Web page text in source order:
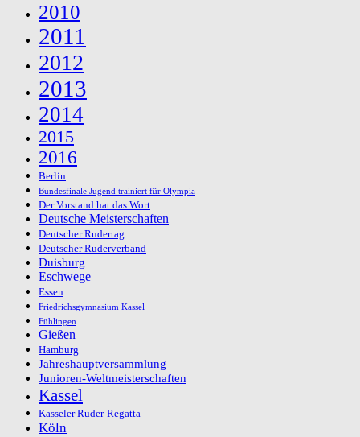
2010
2011
2012
2013
2014
2015
2016
Berlin
Bundesfinale Jugend trainiert für Olympia
Der Vorstand hat das Wort
Deutsche Meisterschaften
Deutscher Rudertag
Deutscher Ruderverband
Duisburg
Eschwege
Essen
Friedrichsgymnasium Kassel
Fühlingen
Gießen
Hamburg
Jahreshauptversammlung
Junioren-Weltmeisterschaften
Kassel
Kasseler Ruder-Regatta
Köln